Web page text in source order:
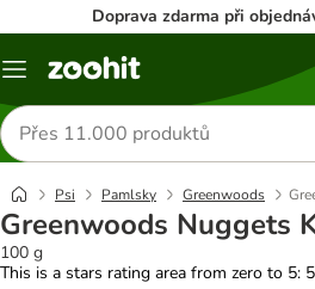
Doprava zdarma při
Menu
Hledat
produkty
Psi Pamlsky Greenwoods
Greenwoods Nuggets
100 g
This is a stars rating area from zero to 5: